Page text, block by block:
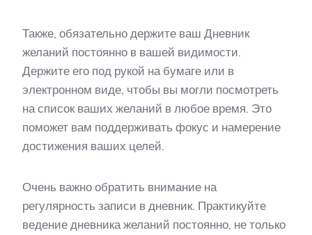
Также, обязательно держите ваш Дневник
желаний постоянно в вашей видимости.
Держите его под рукой на бумаге или в
электронном виде, чтобы вы могли посмотреть
на список ваших желаний в любое время. Это
поможет вам поддерживать фокус и намерение
достижения ваших целей.
Очень важно обратить внимание на
регулярность записи в дневник. Практикуйте
ведение дневника желаний постоянно, не только